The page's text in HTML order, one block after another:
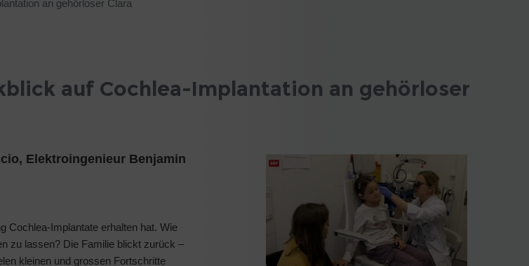
an gehörloser Clara
auf Cochlea-Implantation an gehörloser
Elektroingenieur Benjamin
Cochlea-Implantate erhalten hat. Wie
zu lassen? Die Familie blickt zurück –
kleinen und grossen Fortschritte